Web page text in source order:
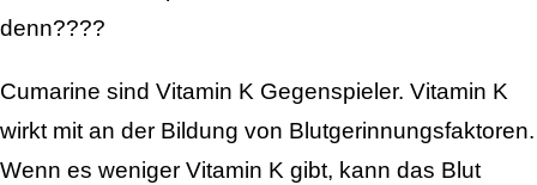
denn????
Cumarine sind Vitamin K Gegenspieler. Vitamin K
wirkt mit an der Bildung von Blutgerinnungsfaktoren.
Wenn es weniger Vitamin K gibt, kann das Blut